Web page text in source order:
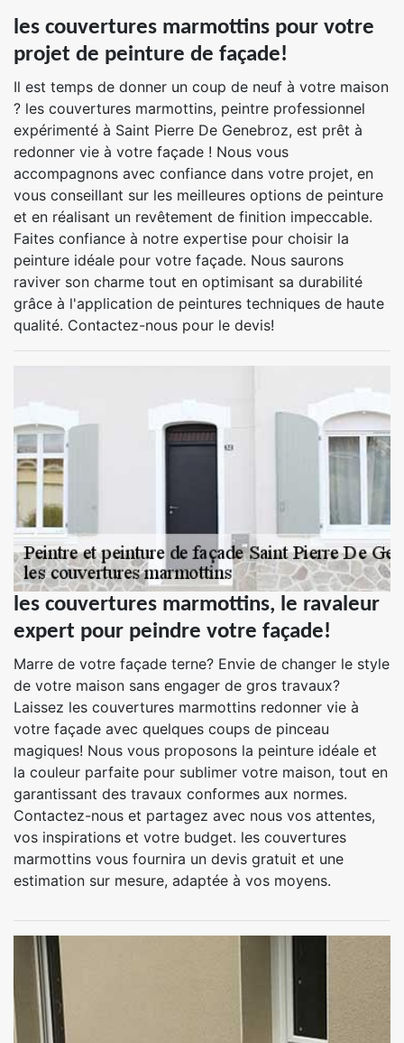
les couvertures marmottins pour votre
projet de peinture de façade!
Il est temps de donner un coup de neuf à votre maison
? les couvertures marmottins, peintre professionnel
expérimenté à Saint Pierre De Genebroz, est prêt à
redonner vie à votre façade ! Nous vous
accompagnons avec confiance dans votre projet, en
vous conseillant sur les meilleures options de peinture
et en réalisant un revêtement de finition impeccable.
Faites confiance à notre expertise pour choisir la
peinture idéale pour votre façade. Nous saurons
raviver son charme tout en optimisant sa durabilité
grâce à l'application de peintures techniques de haute
qualité. Contactez-nous pour le devis!
les couvertures marmottins, le ravaleur
expert pour peindre votre façade!
Marre de votre façade terne? Envie de changer le style
de votre maison sans engager de gros travaux?
Laissez les couvertures marmottins redonner vie à
votre façade avec quelques coups de pinceau
magiques! Nous vous proposons la peinture idéale et
la couleur parfaite pour sublimer votre maison, tout en
garantissant des travaux conformes aux normes.
Contactez-nous et partagez avec nous vos attentes,
vos inspirations et votre budget. les couvertures
marmottins vous fournira un devis gratuit et une
estimation sur mesure, adaptée à vos moyens.